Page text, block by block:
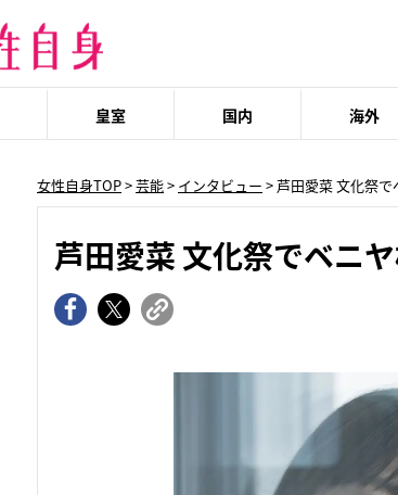
皇室 国内 海外
女性自身TOP>芸能> インタビュー > 芦田愛菜 文化祭で
芦田愛菜 文化祭でベニ